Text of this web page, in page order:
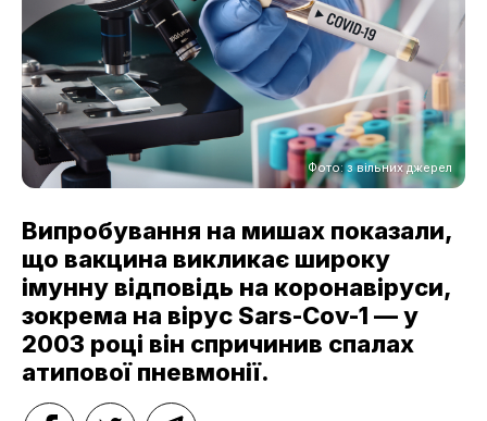
Фото: з вільних джерел
Випробування на мишах показали,
що вакцина викликає широку
імунну відповідь на коронавіруси,
зокрема на вірус Sars-Cov-1 — у
2003 році він спричинив спалах
атипової пневмонії.